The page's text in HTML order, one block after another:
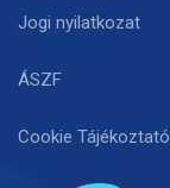
Jogi nyilatkozat
ÁSZF
Cookie Tájékoztató